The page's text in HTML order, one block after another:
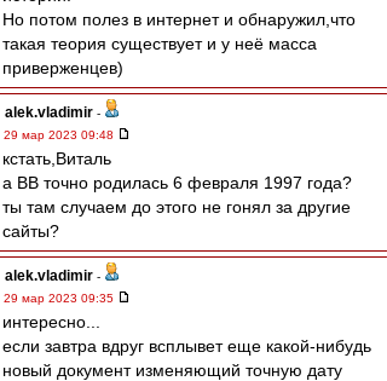
Но потом полез в интернет и обнаружил,что
такая теория существует и у неё масса
приверженцев)
alek.vladimir -
29 мар 2023 09:48
кстать,Виталь
а ВВ точно родилась 6 февраля 1997 года?
ты там случаем до этого не гонял за другие
сайты?
alek.vladimir -
29 мар 2023 09:35
интересно...
если завтра вдруг всплывет еще какой-нибудь
новый документ изменяющий точную дату